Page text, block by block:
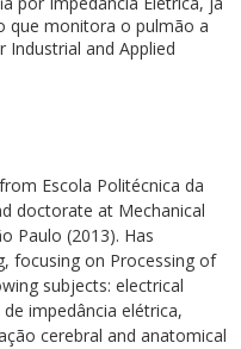
que monitora o pulmão a
and Applied
Escola Politécnica da
doctorate at Mechanical
Paulo (2013). Has
focusing on Processing of
subjects: electrical
impedância elétrica,
cerebral and anatomical